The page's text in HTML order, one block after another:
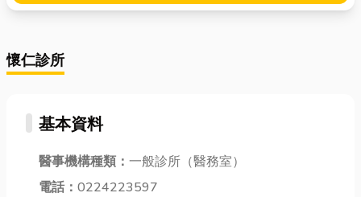
懷仁診所
基本資料
醫事機構種類： 一般診所（醫務室）
電話： 0224223597